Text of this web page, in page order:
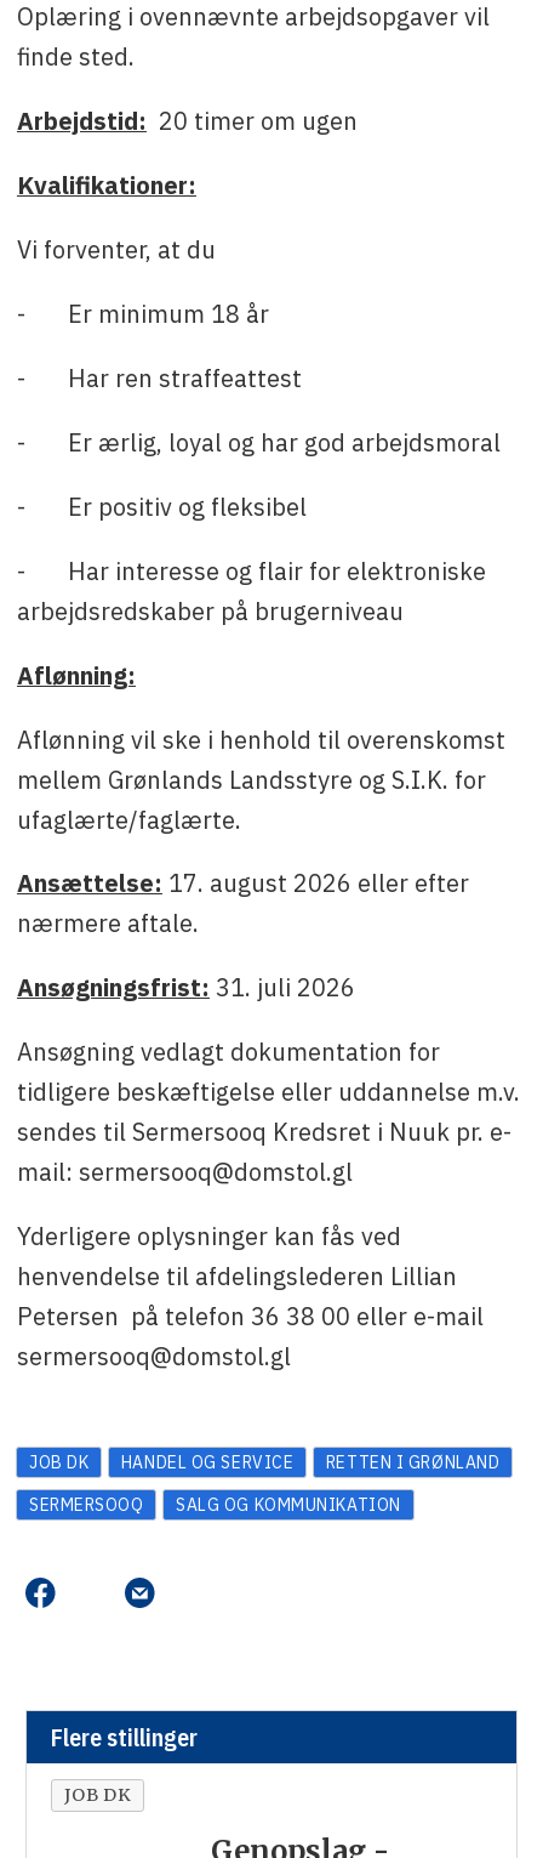
Oplæring i ovennævnte arbejdsopgaver vil
finde sted.
Arbejdstid: 20 timer om ugen
Kvalifikationer:
Vi forventer, at du
- Er minimum 18 år
- Har ren straffeattest
- Er ærlig, loyal og har god arbejdsmoral
- Er positiv og fleksibel
- Har interesse og flair for elektroniske
arbejdsredskaber på brugerniveau
Aflønning:
Aflønning vil ske i henhold til overenskomst
mellem Grønlands Landsstyre og S.I.K. for
ufaglærte/faglærte.
Ansættelse: 17. august 2026 eller efter
nærmere aftale.
Ansøgningsfrist: 31. juli 2026
Ansøgning vedlagt dokumentation for
tidligere beskæftigelse eller uddannelse m.v.
sendes til Sermersooq Kredsret i Nuuk pr. e-
mail: sermersooq@domstol.gl
Yderligere oplysninger kan fås ved
henvendelse til afdelingslederen Lillian
Petersen på telefon 36 38 00 eller e-mail
sermersooq@domstol.gl
JOB DK HANDEL OG SERVICE
RETTEN I GRØNLAND
SERMERSOOQ
SALG OG KOMMUNIKATION
Flere stillinger
JOB DK